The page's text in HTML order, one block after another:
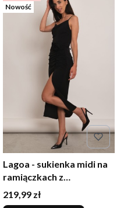
Nowość
Lagoa - sukienka midi na
ramiączkach z
marszczeniem i różą
czarna
Cena
219,99 zł